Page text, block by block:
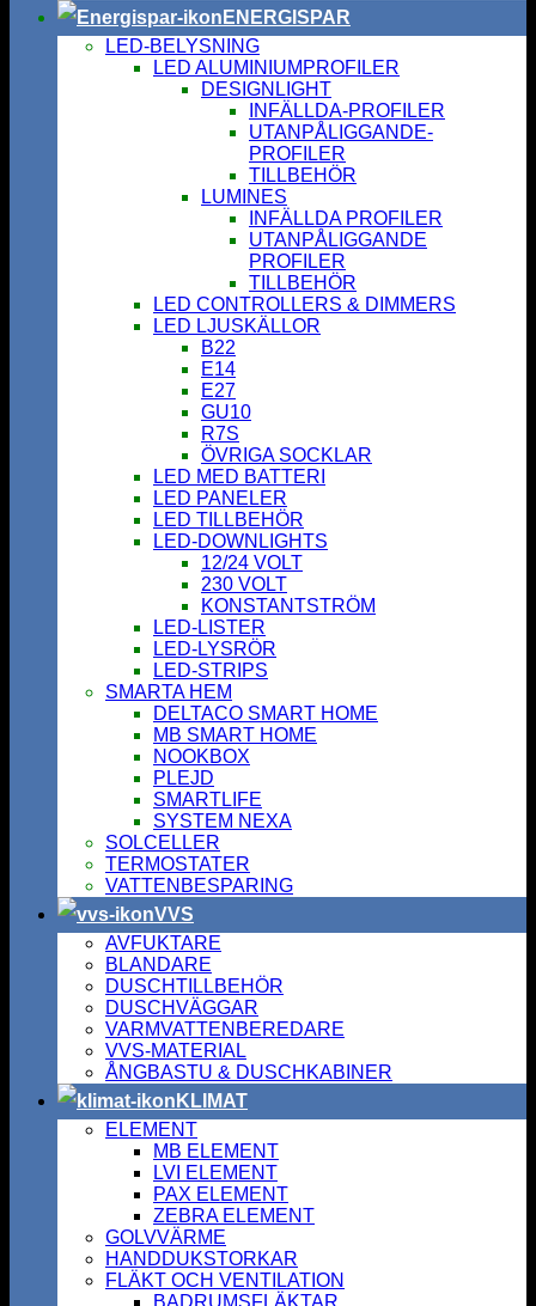
ENERGISPAR
LED-BELYSNING
LED ALUMINIUMPROFILER
DESIGNLIGHT
INFÄLLDA-PROFILER
UTANPÅLIGGANDE-
PROFILER
TILLBEHÖR
LUMINES
INFÄLLDA PROFILER
UTANPÅLIGGANDE
PROFILER
TILLBEHÖR
LED CONTROLLERS & DIMMERS
LED LJUSKÄLLOR
B22
E14
E27
GU10
R7S
ÖVRIGA SOCKLAR
LED MED BATTERI
LED PANELER
LED TILLBEHÖR
LED-DOWNLIGHTS
12/24 VOLT
230 VOLT
KONSTANTSTRÖM
LED-LISTER
LED-LYSRÖR
LED-STRIPS
SMARTA HEM
DELTACO SMART HOME
MB SMART HOME
NOOKBOX
PLEJD
SMARTLIFE
SYSTEM NEXA
SOLCELLER
TERMOSTATER
VATTENBESPARING
VVS
AVFUKTARE
BLANDARE
DUSCHTILLBEHÖR
DUSCHVÄGGAR
VARMVATTENBEREDARE
VVS-MATERIAL
ÅNGBASTU & DUSCHKABINER
KLIMAT
ELEMENT
MB ELEMENT
LVI ELEMENT
PAX ELEMENT
ZEBRA ELEMENT
GOLVVÄRME
HANDDUKSTORKAR
FLÄKT OCH VENTILATION
BADRUMSFLÄKTAR